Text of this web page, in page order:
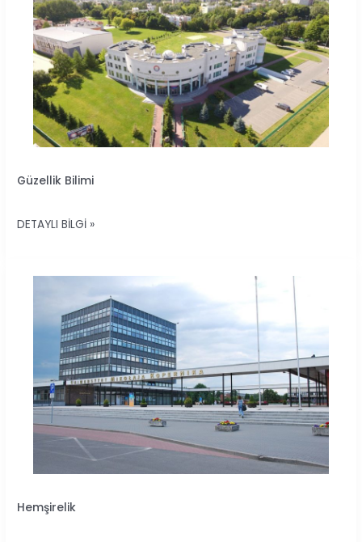
Güzellik Bilimi
BILIMI
DETAYLI BILGI »
Hemşirelik